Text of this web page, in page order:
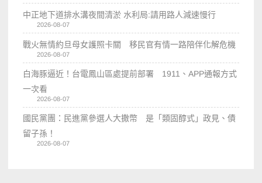
中正地下道排水溝夜間清淤 水利局:請用路人減速慢行
2026-08-07
戰火無情約旦母女護照卡關 移民官有情一路陪伴化解危機
2026-08-07
白海豚逼近！台電鳳山區處提前部署 1911、APP通報方式
一次看
2026-08-07
國民黨團：民進黨參選人大撒幣 是「類固醇式」政見、債
留子孫！
2026-08-07